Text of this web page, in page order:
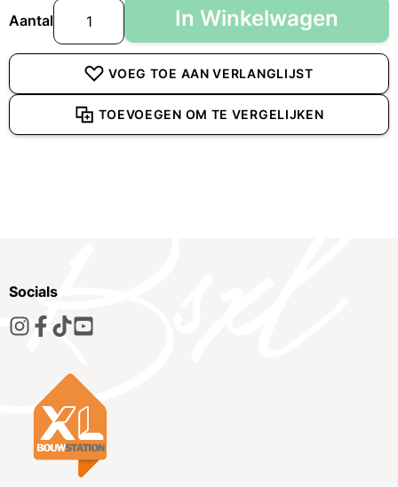
Aantal In Winkelwagen
VOEG TOE AAN VERLANGLIJST
TOEVOEGEN OM TE VERGELIJKEN
Socials